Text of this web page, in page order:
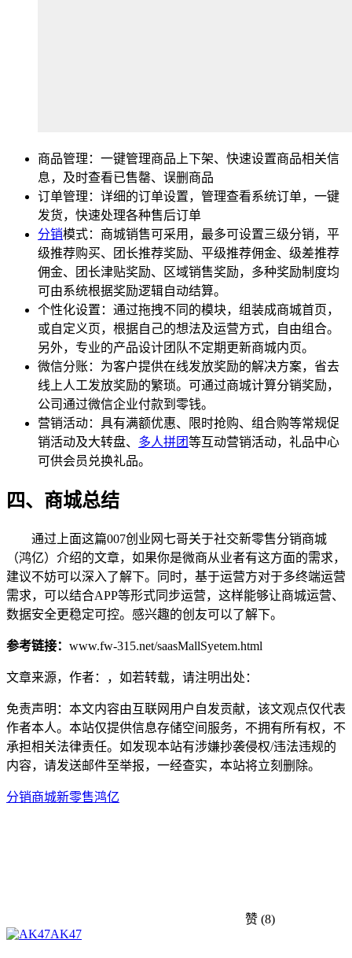
商品管理：一键管理商品上下架、快速设置商品相关信
息，及时查看已售罄、误删商品
订单管理：详细的订单设置，管理查看系统订单，一键
发货，快速处理各种售后订单
分销模式：商城销售可采用，最多可设置三级分销，平
级推荐购买、团长推荐奖励、平级推荐佣金、级差推荐
佣金、团长津贴奖励、区域销售奖励，多种奖励制度均
可由系统根据奖励逻辑自动结算。
个性化设置：通过拖拽不同的模块，组装成商城首页，
或自定义页，根据自己的想法及运营方式，自由组合。
另外，专业的产品设计团队不定期更新商城内页。
微信分账：为客户提供在线发放奖励的解决方案，省去
线上人工发放奖励的繁琐。可通过商城计算分销奖励，
公司通过微信企业付款到零钱。
营销活动：具有满额优惠、限时抢购、组合购等常规促
销活动及大转盘、 多人拼团等互动营销活动，礼品中心
可供会员兑换礼品。
四、商城总结
通过上面这篇007创业网七哥关于社交新零售分销商城
（鸿亿）介绍的文章，如果你是微商从业者有这方面的需求，
建议不妨可以深入了解下。同时，基于运营方对于多终端运营
需求，可以结合APP等形式同步运营，这样能够让商城运营、
数据安全更稳定可控。感兴趣的创友可以了解下。
参考链接： www.fw-315.net/saasMallSyetem.html
文章来源，作者：，如若转载，请注明出处：
免责声明：本文内容由互联网用户自发贡献，该文观点仅代表
作者本人。本站仅提供信息存储空间服务，不拥有所有权，不
承担相关法律责任。如发现本站有涉嫌抄袭侵权/违法违规的
内容，请发送邮件至举报，一经查实，本站将立刻删除。
分销商城新零售鸿亿
赞 (8)
AK47